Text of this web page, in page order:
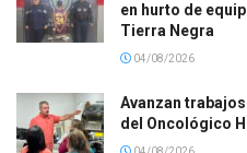
en hurto de
Tierra Negra
04/08/2026
Avanzan
del Oncológico